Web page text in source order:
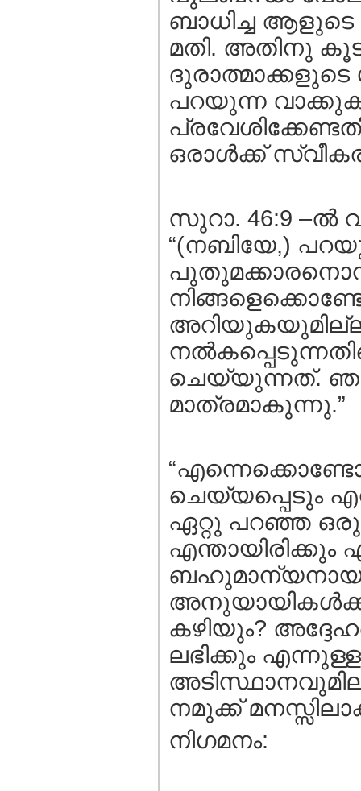
ബാധിച്ച ആളുടെ
മതി. അതിനു
ദുരാത്മാക്കളുടെ
പറയുന്ന
ഒരാള്‍ക്ക്
സൂറാ. 46:9 –ല്‍
“(നബിയേ,)
ചെയ്യുന്നത്‌.
മാത്രമാകുന്നു.”
ചെയ്യപ്പെടും
ഏറ്റു പറഞ്ഞ ഒരു
എന്തായിരിക്കും
ബഹുമാന്യനായ
അനുയായികള്‍ക്ക്
കഴിയും?
ലഭിക്കും
നമുക്ക്‌
നിഗമനം: